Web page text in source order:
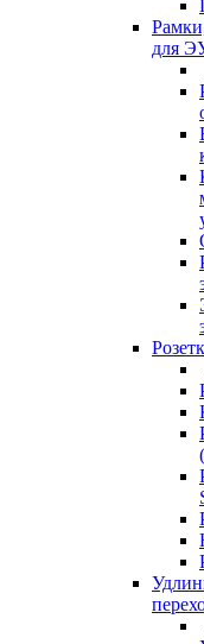
для